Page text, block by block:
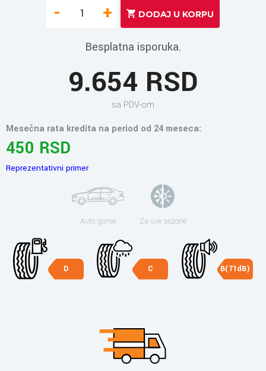
- +
Besplatna isporuka.
9.654 RSD
sa PDV-om
Mesečna rata kredita na period od 24 meseca:
450 RSD
Reprezentativni primer
Auto gume Za sve sezone
D C B(71dB)